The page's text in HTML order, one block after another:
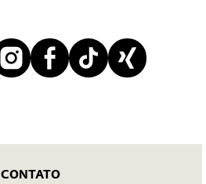
CONTATO